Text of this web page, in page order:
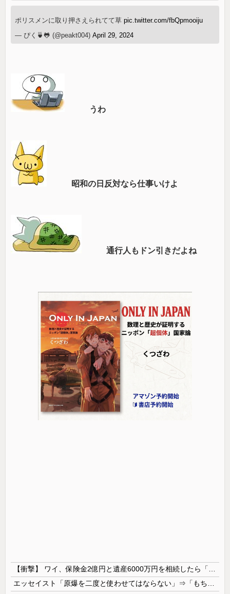
ポリスメンに取り押さえられてて草pic.twitter.com/fbQpmooiju
— ぴく🍵🐸 (@peakt004)April 29, 2024
うわ
昭和の日反対なら仕事いけよ
通行人もドン引きだよね